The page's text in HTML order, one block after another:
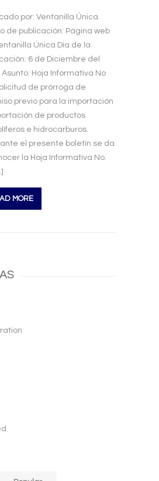
por: Ventanilla Única
de publicación: Página web
Única Día de la
6 de Diciembre del
Asunto: Hoja Informativa No
de prórroga de
previo para la importación
de productos
e hidrocarburos.
el presente boletín se da
la Hoja Informativa No.
MORE